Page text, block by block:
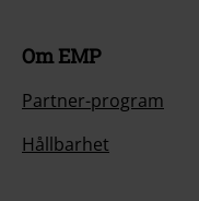
Om EMP
Partner-program
Hållbarhet